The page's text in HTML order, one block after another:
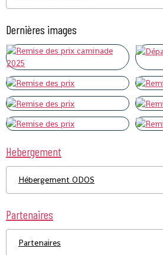
Dernières images
Hebergement
Hébergement ODOS
Partenaires
Partenaires